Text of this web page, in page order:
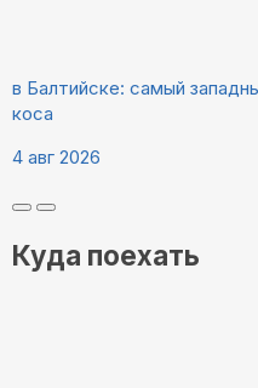
в Балтийске: самый
коса
4 авг 2026
Куда поехать